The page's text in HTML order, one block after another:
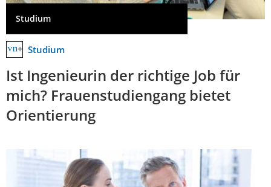
Studium
Studium
Ist Ingenieurin der richtige Job für
mich? Frauenstudiengang bietet
Orientierung